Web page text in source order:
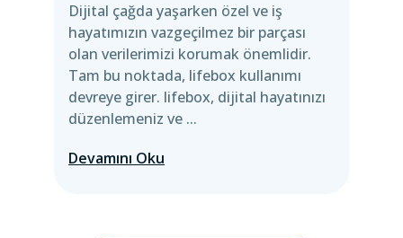
Dijital çağda yaşarken özel ve iş
hayatımızın vazgeçilmez bir parçası
olan verilerimizi korumak önemlidir.
Tam bu noktada, lifebox kullanımı
devreye girer. lifebox, dijital hayatınızı
düzenlemeniz ve ...
Devamını Oku